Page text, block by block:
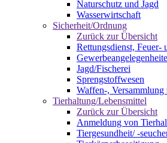
Naturschutz und Jagd
Wasserwirtschaft
Sicherheit/Ordnung
Zurück zur Übersicht
Rettungsdienst, Feuer-
Jagd/Fischerei
Sprengstoffwesen
Waffen-, Versammlung
Tierhaltung/Lebensmittel
Zurück zur Übersicht
Anmeldung von
Tiergesundheit/ -